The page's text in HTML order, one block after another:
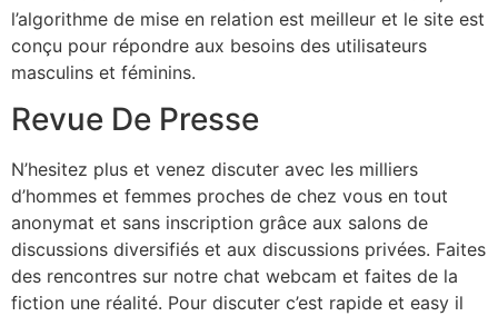
l’algorithme de mise en relation est meilleur et le site est
conçu pour répondre aux besoins des utilisateurs
masculins et féminins.
Revue De Presse
N’hesitez plus et venez discuter avec les milliers
d’hommes et femmes proches de chez vous en tout
anonymat et sans inscription grâce aux salons de
discussions diversifiés et aux discussions privées. Faites
des rencontres sur notre chat webcam et faites de la
fiction une réalité. Pour discuter c’est rapide et easy il